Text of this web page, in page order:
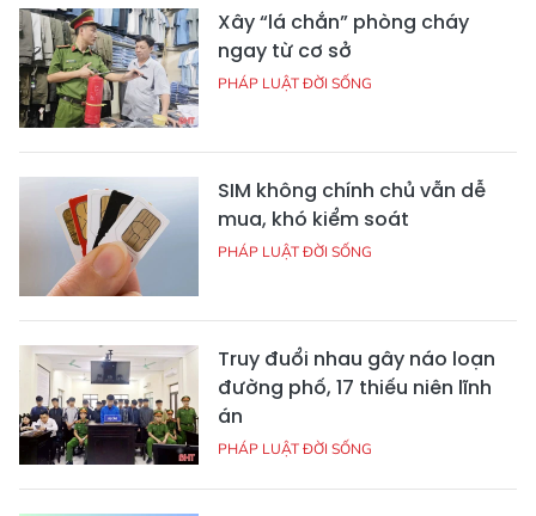
Xây “lá chắn” phòng cháy
ngay từ cơ sở
PHÁP LUẬT ĐỜI SỐNG
SIM không chính chủ vẫn dễ
mua, khó kiểm soát
PHÁP LUẬT ĐỜI SỐNG
Truy đuổi nhau gây náo loạn
đường phố, 17 thiếu niên lĩnh
án
PHÁP LUẬT ĐỜI SỐNG